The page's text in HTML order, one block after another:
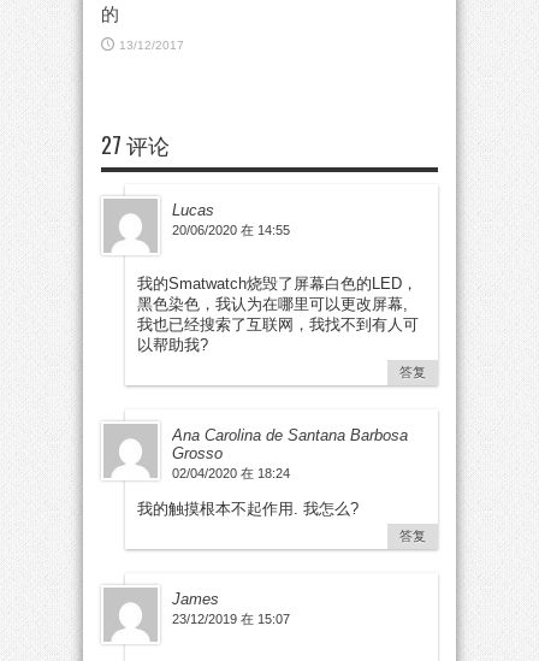
的
13/12/2017
27 评论
Lucas
20/06/2020 在 14:55
我的Smatwatch烧毁了屏幕白色的LED，
黑色染色，我认为在哪里可以更改屏幕,
我也已经搜索了互联网，我找不到有人可
以帮助我?
答复
Ana Carolina de Santana Barbosa
Grosso
02/04/2020 在 18:24
我的触摸根本不起作用. 我怎么?
答复
James
23/12/2019 在 15:07